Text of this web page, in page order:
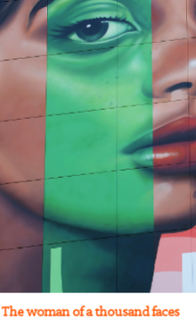
The woman of a thousand faces